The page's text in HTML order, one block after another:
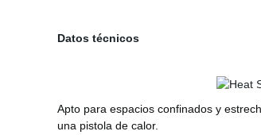
Datos técnicos
Apto para espacios confinados y
una pistola de calor.